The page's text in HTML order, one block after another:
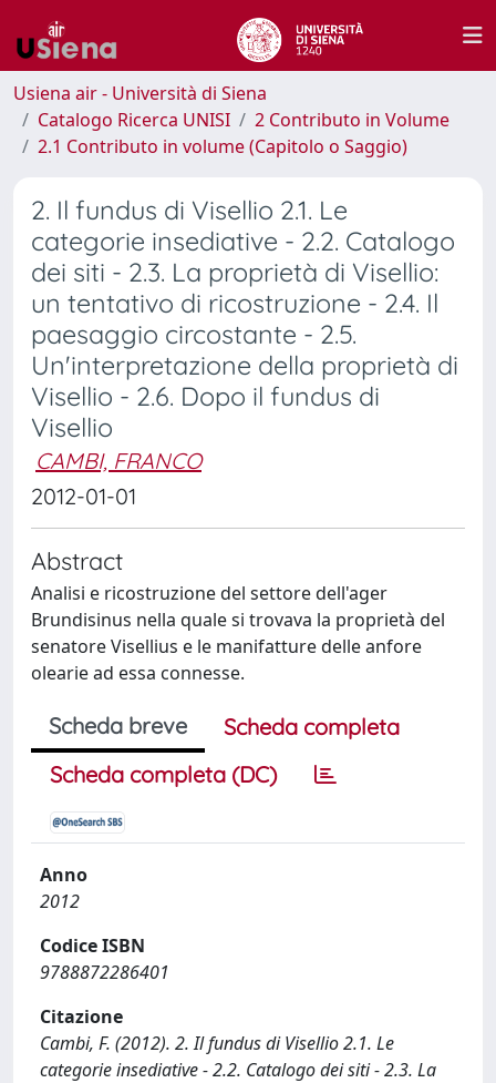
Usiena air - Università di Siena
Catalogo Ricerca UNISI
2 Contributo in Volume
2.1 Contributo in volume (Capitolo o Saggio)
2. Il fundus di Visellio 2.1. Le
categorie insediative - 2.2. Catalogo
dei siti - 2.3. La proprietà di Visellio:
un tentativo di ricostruzione - 2.4. Il
paesaggio circostante - 2.5.
Un'interpretazione della proprietà di
Visellio - 2.6. Dopo il fundus di
Visellio
CAMBI, FRANCO
2012-01-01
Abstract
Analisi e ricostruzione del settore dell'ager
Brundisinus nella quale si trovava la proprietà del
senatore Visellius e le manifatture delle anfore
olearie ad essa connesse.
Scheda breve
Scheda completa
Scheda completa (DC)
Anno
2012
Codice ISBN
9788872286401
Citazione
Cambi, F. (2012). 2. Il fundus di Visellio 2.1. Le
categorie insediative - 2.2. Catalogo dei siti - 2.3. La